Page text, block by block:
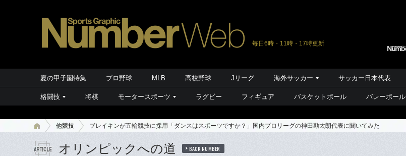
毎日6時・11時・17時更新
夏の甲子園特集 プロ野球 MLB 高校野球 Jリーグ 海外サッカー サッカー日本代表
格闘技 将棋 モータースポーツ ラグビー フィギュア バスケットボール バレーボール
他競技 ブレイキンが五輪競技に採用「ダンスはスポーツですか？」国内プロリーグの神田勘太朗代表に聞いてみた
オリンピックへの道 BACK NUMBER